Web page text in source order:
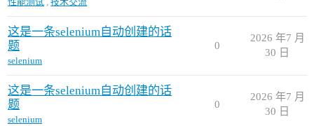
这是一条selenium自动创建的话
题
selenium
0
2026 年7 月
30 日
这是一条selenium自动创建的话
题
selenium
0
2026 年7 月
30 日